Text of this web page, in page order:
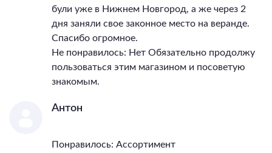
були уже в Нижнем Новгород, а же через 2
дня заняли свое законное место на веранде.
Спасибо огромное.
Не понравилось: Нет Обязательно продолжу
пользоваться этим магазином и посоветую
знакомым.
Антон
Понравилось: Ассортимент